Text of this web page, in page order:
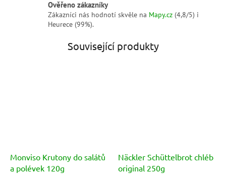
Ověřeno zákazníky
Zákazníci nás hodnotí skvěle na Mapy.cz (4,8/5) i
Heurece (99%).
Související produkty
Monviso Krutony do salátů
a polévek 120g
Näckler Schüttelbrot chléb
original 250g